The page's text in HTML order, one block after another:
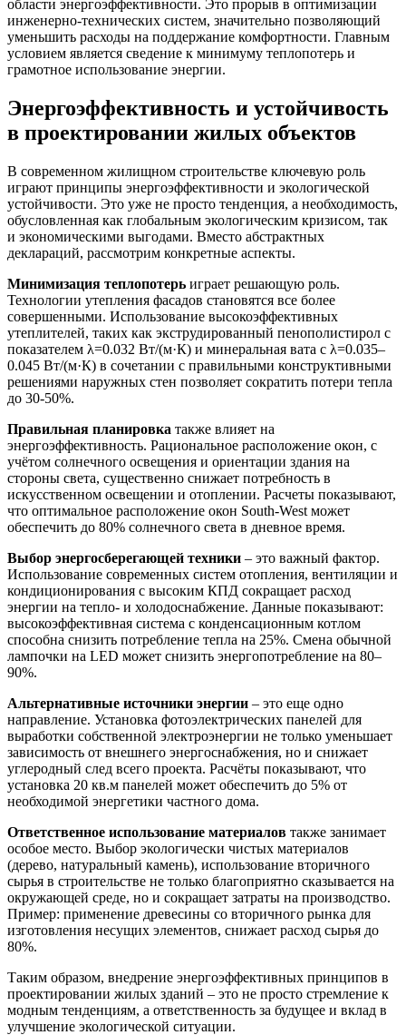
области энергоэффективности. Это прорыв в оптимизации
инженерно-технических систем, значительно позволяющий
уменьшить расходы на поддержание комфортности. Главным
условием является сведение к минимуму теплопотерь и
грамотное использование энергии.
Энергоэффективность и устойчивость
в проектировании жилых объектов
В современном жилищном строительстве ключевую роль
играют принципы энергоэффективности и экологической
устойчивости. Это уже не просто тенденция, а необходимость,
обусловленная как глобальным экологическим кризисом, так
и экономическими выгодами. Вместо абстрактных
деклараций, рассмотрим конкретные аспекты.
Минимизация теплопотерь играет решающую роль.
Технологии утепления фасадов становятся все более
совершенными. Использование высокоэффективных
утеплителей, таких как экструдированный пенополистирол с
показателем λ=0.032 Вт/(м·К) и минеральная вата с λ=0.035–
0.045 Вт/(м·К) в сочетании с правильными конструктивными
решениями наружных стен позволяет сократить потери тепла
до 30-50%.
Правильная планировка также влияет на
энергоэффективность. Рациональное расположение окон, с
учётом солнечного освещения и ориентации здания на
стороны света, существенно снижает потребность в
искусственном освещении и отоплении. Расчеты показывают,
что оптимальное расположение окон South-West может
обеспечить до 80% солнечного света в дневное время.
Выбор энергосберегающей техники – это важный фактор.
Использование современных систем отопления, вентиляции и
кондиционирования с высоким КПД сокращает расход
энергии на тепло- и холодоснабжение. Данные показывают:
высокоэффективная система с конденсационным котлом
способна снизить потребление тепла на 25%. Смена обычной
лампочки на LED может снизить энергопотребление на 80–
90%.
Альтернативные источники энергии – это еще одно
направление. Установка фотоэлектрических панелей для
выработки собственной электроэнергии не только уменьшает
зависимость от внешнего энергоснабжения, но и снижает
углеродный след всего проекта. Расчёты показывают, что
установка 20 кв.м панелей может обеспечить до 5% от
необходимой энергетики частного дома.
Ответственное использование материалов также занимает
особое место. Выбор экологически чистых материалов
(дерево, натуральный камень), использование вторичного
сырья в строительстве не только благоприятно сказывается на
окружающей среде, но и сокращает затраты на производство.
Пример: применение древесины со вторичного рынка для
изготовления несущих элементов, снижает расход сырья до
80%.
Таким образом, внедрение энергоэффективных принципов в
проектировании жилых зданий – это не просто стремление к
модным тенденциям, а ответственность за будущее и вклад в
улучшение экологической ситуации.